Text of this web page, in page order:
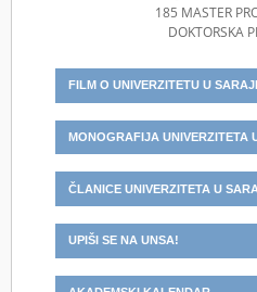
185 MASTER
DOKTORSKA
FILM O UNIVERZITETU U
MONOGRAFIJA UNIVERZITETA
ČLANICE UNIVERZITETA U
UPIŠI SE NA UNSA!